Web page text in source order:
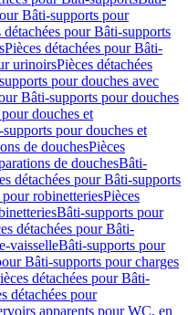
Bâti-supports pour
détachées pour Bâti-supports
Pièces détachées pour Bâti-
urinoirsPièces détachées
pour douches avec
Bâti-supports pour douches
douches et
pour douches et
de douchesPièces
de douchesBâti-
détachées pour Bâti-supports
robinetteriesPièces
Bâti-supports pour
détachées pour Bâti-
vaisselleBâti-supports pour
Bâti-supports pour charges
détachées pour Bâti-
détachées pour
apparents pour WC, en